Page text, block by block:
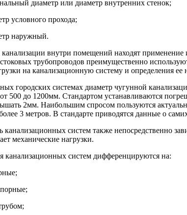
диаметр или диаметр внутренних стенок;
условного прохода;
наружный.
канализации внутри помещений находят
трубопроводов преимущественно
на канализационную систему и определения
городских системах диаметр чугунной
от 500 до 1200мм. Стандартом устанавливаются
2мм. Наибольшим спросом пользуются
3 метров. В стандарте приводятся данные о
канализационных систем также непосредственно
механические нагрузки.
канализационных систем дифференцируются на: